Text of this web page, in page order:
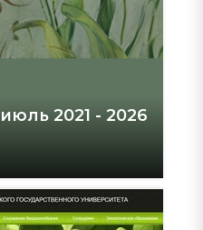
2021 - 2026